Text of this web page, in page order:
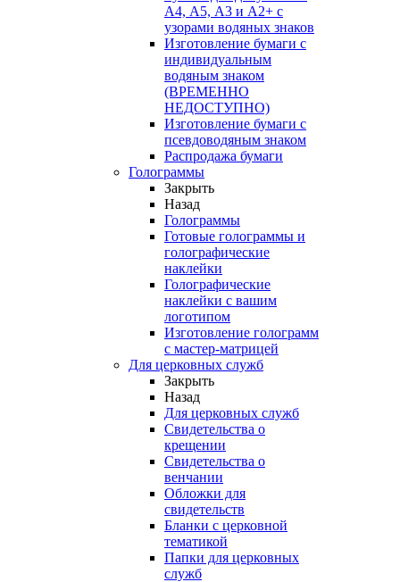
А4, А5, А3 и А2+ с
узорами водяных знаков
Изготовление бумаги с
индивидуальным
водяным знаком
(ВРЕМЕННО
НЕДОСТУПНО)
Изготовление бумаги с
псевдоводяным знаком
Распродажа бумаги
Голограммы
Закрыть
Назад
Голограммы
Готовые голограммы и
голографические
наклейки
Голографические
наклейки с вашим
логотипом
Изготовление голограмм
с мастер-матрицей
Для церковных служб
Закрыть
Назад
Для церковных служб
Свидетельства о
крещении
Свидетельства о
венчании
Обложки для
свидетельств
Бланки с церковной
тематикой
Папки для церковных
служб